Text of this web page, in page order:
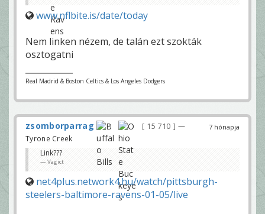
www.nflbite.is/date/today
Nem linken nézem, de talán ezt szokták
osztogatni
Real Madrid & Boston Celtics & Los Angeles Dodgers
7 hónapja
zsomborparrag 15 710
—
Tyrone Creek
Link???
Vagict
net4plus.network4.hu/watch/pittsburgh-
steelers-baltimore-ravens-01-05/live